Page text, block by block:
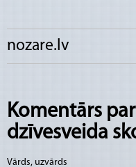
nozare.lv
Komentārs
dzīvesveida
Vārds, uzvārds